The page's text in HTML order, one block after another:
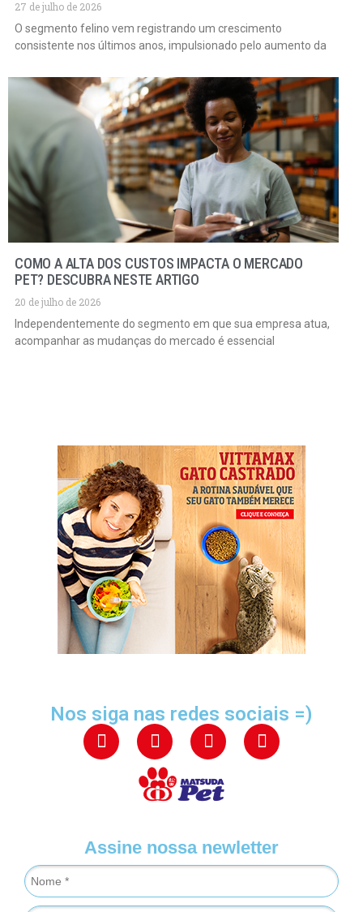
27 de julho de 2026
O segmento felino vem registrando um crescimento
consistente nos últimos anos, impulsionado pelo aumento da
COMO A ALTA DOS CUSTOS IMPACTA O MERCADO
PET? DESCUBRA NESTE ARTIGO
20 de julho de 2026
Independentemente do segmento em que sua empresa atua,
acompanhar as mudanças do mercado é essencial
Nos siga nas redes sociais =)
Assine nossa newletter